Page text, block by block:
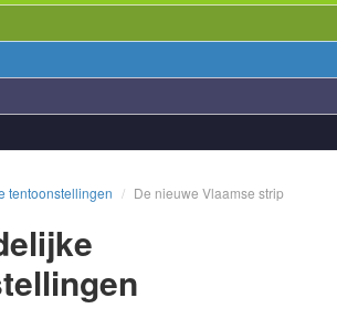
tentoonstellingen / De nieuwe Vlaamse strip